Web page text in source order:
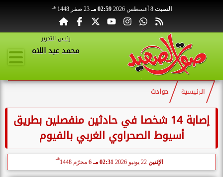
السبت 8 أغسطس 2026 02:59 مـ 23 صفر 1448 هـ
رئيس التحرير
محمد عبد اللاه
الرئيسية حوادث
إصابة 14 شخصا في حادثين منفصلين بطريق
أسيوط الصحراوي الغربي بالفيوم
الإثنين 02:31 مـ 6 محرّم 1448
هـ